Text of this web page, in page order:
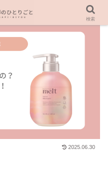
2025.06.30
検索